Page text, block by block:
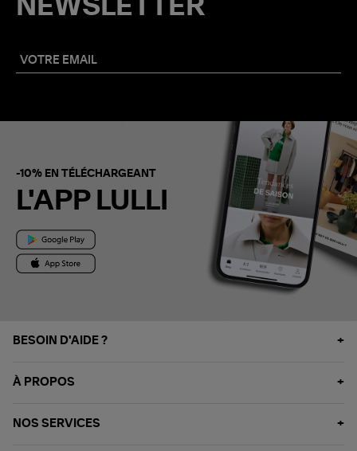
NEWSLETTER
-10% EN TÉLÉCHARGEANT
L'APP LULLI
BESOIN D'AIDE ?
À PROPOS
NOS SERVICES